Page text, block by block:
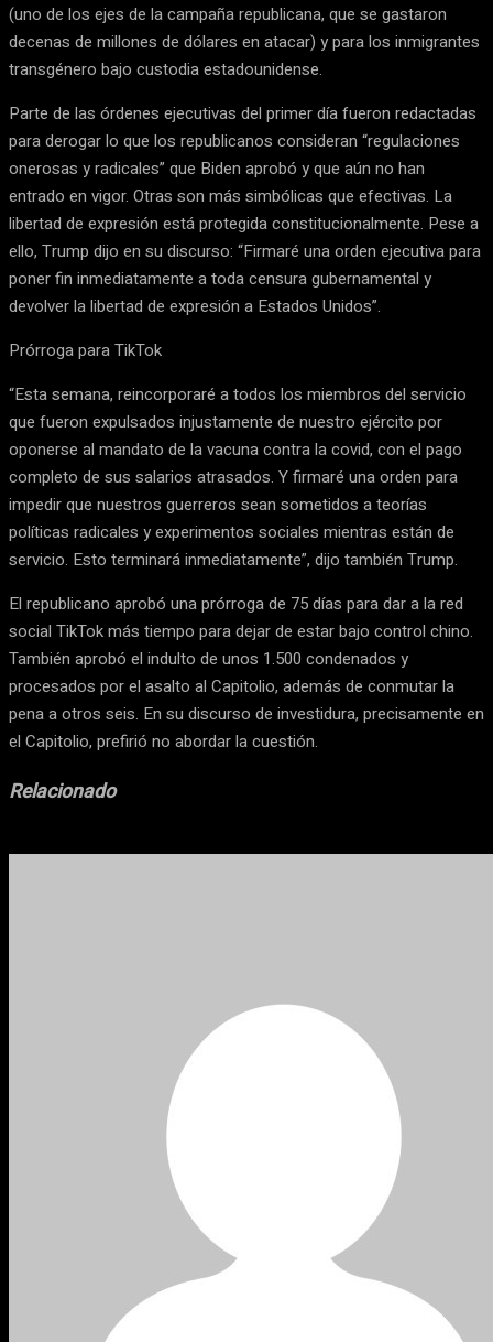
(uno de los ejes de la campaña republicana, que se gastaron
decenas de millones de dólares en atacar) y para los inmigrantes
transgénero bajo custodia estadounidense.
Parte de las órdenes ejecutivas del primer día fueron redactadas
para derogar lo que los republicanos consideran “regulaciones
onerosas y radicales” que Biden aprobó y que aún no han
entrado en vigor. Otras son más simbólicas que efectivas. La
libertad de expresión está protegida constitucionalmente. Pese a
ello, Trump dijo en su discurso: “Firmaré una orden ejecutiva para
poner fin inmediatamente a toda censura gubernamental y
devolver la libertad de expresión a Estados Unidos”.
Prórroga para TikTok
“Esta semana, reincorporaré a todos los miembros del servicio
que fueron expulsados injustamente de nuestro ejército por
oponerse al mandato de la vacuna contra la covid, con el pago
completo de sus salarios atrasados. Y firmaré una orden para
impedir que nuestros guerreros sean sometidos a teorías
políticas radicales y experimentos sociales mientras están de
servicio. Esto terminará inmediatamente”, dijo también Trump.
El republicano aprobó una prórroga de 75 días para dar a la red
social TikTok más tiempo para dejar de estar bajo control chino.
También aprobó el indulto de unos 1.500 condenados y
procesados por el asalto al Capitolio, además de conmutar la
pena a otros seis. En su discurso de investidura, precisamente en
el Capitolio, prefirió no abordar la cuestión.
Relacionado